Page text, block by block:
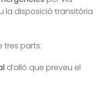
la disposició transitòria
parts:
d’allò que preveu el